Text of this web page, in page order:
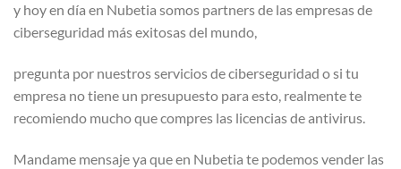
y hoy en día en Nubetia somos partners de las empresas de
ciberseguridad más exitosas del mundo,
pregunta por nuestros servicios de ciberseguridad o si tu
empresa no tiene un presupuesto para esto, realmente te
recomiendo mucho que compres las licencias de antivirus.
Mandame mensaje ya que en Nubetia te podemos vender las